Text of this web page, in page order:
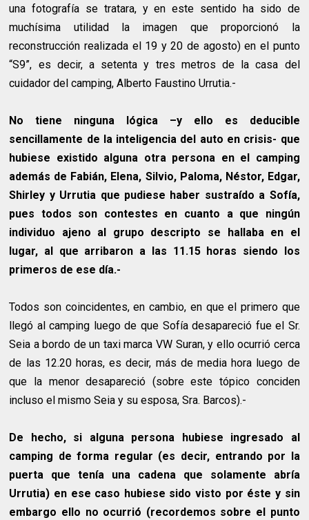
una fotografía se tratara, y en este sentido ha sido de
muchísima utilidad la imagen que proporcionó la
reconstrucción realizada el 19 y 20 de agosto) en el punto
“S9”, es decir, a setenta y tres metros de la casa del
cuidador del camping, Alberto Faustino Urrutia.-
No tiene ninguna lógica –y ello es deducible
sencillamente de la inteligencia del auto en crisis- que
hubiese existido alguna otra persona en el camping
además de Fabián, Elena, Silvio, Paloma, Néstor, Edgar,
Shirley y Urrutia que pudiese haber sustraído a Sofía,
pues todos son contestes en cuanto a que ningún
individuo ajeno al grupo descripto se hallaba en el
lugar, al que arribaron a las 11.15 horas siendo los
primeros de ese día.-
Todos son coincidentes, en cambio, en que el primero que
llegó al camping luego de que Sofía desapareció fue el Sr.
Seia a bordo de un taxi marca VW Suran, y ello ocurrió cerca
de las 12.20 horas, es decir, más de media hora luego de
que la menor desapareció (sobre este tópico conciden
incluso el mismo Seia y su esposa, Sra. Barcos).-
De hecho, si alguna persona hubiese ingresado al
camping de forma regular (es decir, entrando por la
puerta que tenía una cadena que solamente abría
Urrutia) en ese caso hubiese sido visto por éste y sin
embargo ello no ocurrió (recordemos sobre el punto